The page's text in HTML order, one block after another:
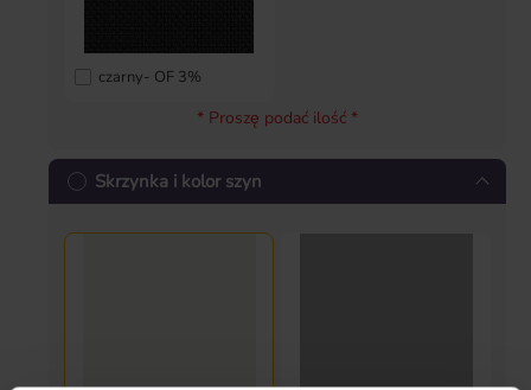
czarny- OF 3%
* Proszę podać ilość *
Skrzynka i kolor szyn